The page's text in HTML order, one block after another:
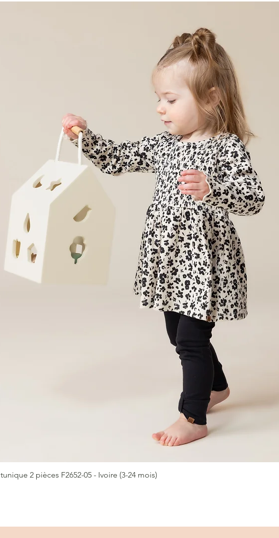
Aperçu rapide
2 pièces F2652-05 - Ivoire (3-24 mois)